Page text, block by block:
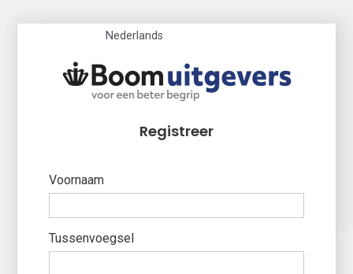
Nederlands
Registreer
Voornaam
Tussenvoegsel